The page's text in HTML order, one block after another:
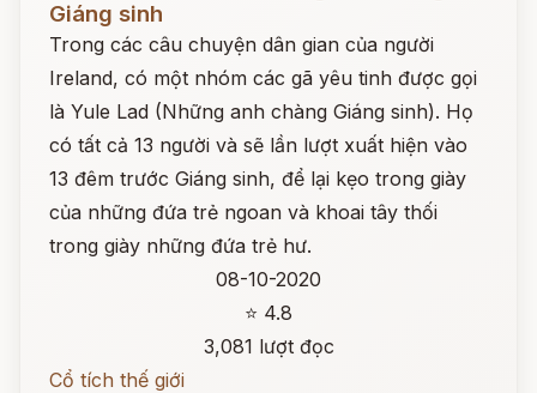
Giáng sinh
Trong các câu chuyện dân gian của người
Ireland, có một nhóm các gã yêu tinh được gọi
là Yule Lad (Những anh chàng Giáng sinh). Họ
có tất cả 13 người và sẽ lần lượt xuất hiện vào
13 đêm trước Giáng sinh, để lại kẹo trong giày
của những đứa trẻ ngoan và khoai tây thối
trong giày những đứa trẻ hư.
08-10-2020
⭐ 4.8
3,081 lượt đọc
Cổ tích thế giới